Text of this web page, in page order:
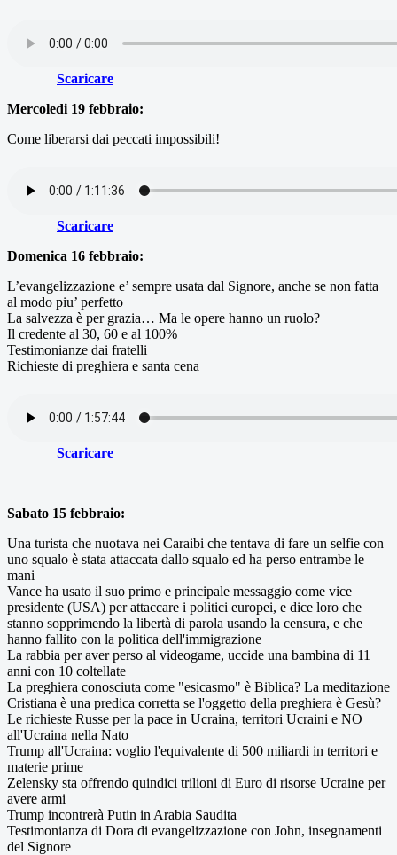
Scaricare
Mercoledi 19 febbraio:
Come liberarsi dai peccati impossibili!
Scaricare
Domenica 16 febbraio:
L’evangelizzazione e’ sempre usata dal Signore, anche se non fatta
al modo piu’ perfetto
La salvezza è per grazia… Ma le opere hanno un ruolo?
Il credente al 30, 60 e al 100%
Testimonianze dai fratelli
Richieste di preghiera e santa cena
Scaricare
Sabato 15 febbraio:
Una turista che nuotava nei Caraibi che tentava di fare un selfie con
uno squalo è stata attaccata dallo squalo ed ha perso entrambe le
mani
Vance ha usato il suo primo e principale messaggio come vice
presidente (USA) per attaccare i politici europei, e dice loro che
stanno sopprimendo la libertà di parola usando la censura, e che
hanno fallito con la politica dell'immigrazione
La rabbia per aver perso al videogame, uccide una bambina di 11
anni con 10 coltellate
La preghiera conosciuta come "esicasmo" è Biblica? La meditazione
Cristiana è una predica corretta se l'oggetto della preghiera è Gesù?
Le richieste Russe per la pace in Ucraina, territori Ucraini e NO
all'Ucraina nella Nato
Trump all'Ucraina: voglio l'equivalente di 500 miliardi in territori e
materie prime
Zelensky sta offrendo quindici trilioni di Euro di risorse Ucraine per
avere armi
Trump incontrerà Putin in Arabia Saudita
Testimonianza di Dora di evangelizzazione con John, insegnamenti
del Signore